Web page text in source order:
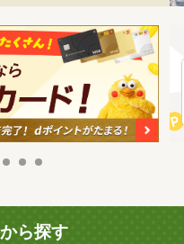
ら探す